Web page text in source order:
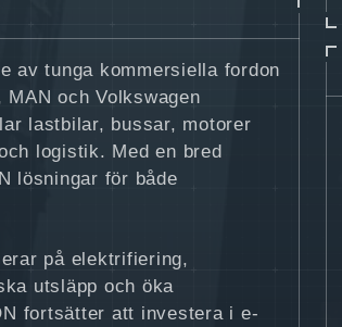
av tunga kommersiella fordon
och Volkswagen
lastbilar, bussar, motorer
logistik. Med en bred
lösningar för både
på elektrifiering,
utsläpp och öka
fortsätter att investera i e-